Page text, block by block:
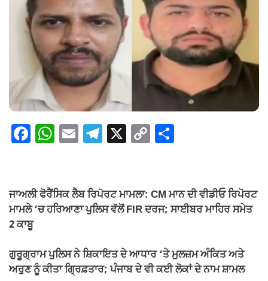
F
e
b
o
o
k
W
s
A
p
E T
gr
a
X C
y
Li
k
e
ਜਾਅਲੀ ਫੋਰੈਂਸਿਕ ਲੈਬ ਰਿਪੋਰਟ ਮਾਮਲਾ: CM ਮਾਨ ਦੀ ਵੀਡੀਓ ਰਿਪੋਰਟ
ਮਾਮਲੇ ‘ਚ ਹਰਿਆਣਾ ਪੁਲਿਸ ਵੱਲੋਂ FIR ਦਰਜ; ਸਾਈਬਰ ਮਾਹਿਰ ਸਮੇਤ
2 ਕਾਬੂ
ਗੁਰੂਗ੍ਰਾਮ ਪੁਲਿਸ ਨੇ ਸ਼ਿਕਾਇਤ ਦੇ ਆਧਾਰ ‘ਤੇ ਮੁਲਜ਼ਮ ਅੰਕਿਤ ਅਤੇ
ਅਰੁਣ ਨੂੰ ਕੀਤਾ ਗ੍ਰਿਫ਼ਤਾਰ; ਪੰਜਾਬ ਦੇ ਵੀ ਕਈ ਲੋਕਾਂ ਦੇ ਨਾਮ ਸ਼ਾਮਲ